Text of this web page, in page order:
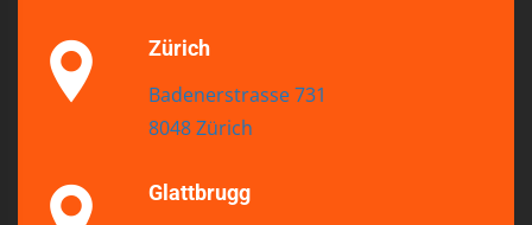
Zürich
Badenerstrasse 731
8048 Zürich
Glattbrugg